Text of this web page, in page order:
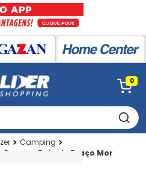
0
Camping
Dormir
Boia de Braço Mor